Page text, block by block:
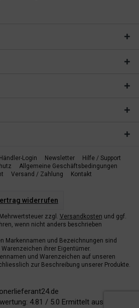
Händler-Login Newsletter
Hilfe / Support
Allgemeine Geschäftsbedingungen
Versand / Zahlung Kontakt
widerrufen
zzgl. Versandkosten und ggf.
wenn nicht anders beschrieben
Markennamen und Bezeichnungen sind
ihrer Eigentümer.
und Warenzeichen auf unseren
zur Beschreibung unserer Produkte.
4.81 / 5.0 Ermittelt aus